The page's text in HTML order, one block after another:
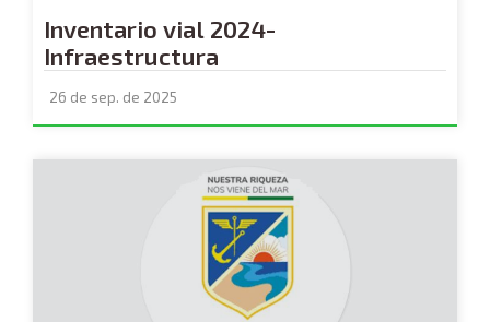
Inventario vial 2024-
Infraestructura
26 de sep. de 2025